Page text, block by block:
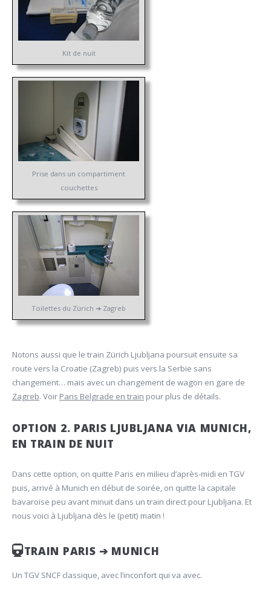
Kit de nuit
Prise dans un compartiment
couchettes
Toilettes du Zürich ➔ Zagreb
Notons aussi que le train Zürich Ljubljana poursuit ensuite sa
route vers la Croatie (Zagreb) puis vers la Serbie sans
changement… mais avec un changement de wagon en gare de
Zagreb. Voir Paris Belgrade en train pour plus de détails.
OPTION 2. PARIS LJUBLJANA VIA MUNICH,
EN TRAIN DE NUIT
Dans cette option, on quitte Paris en milieu d’après-midi en TGV
puis, arrivé à Munich en début de soirée, on quitte la capitale
bavaroise peu avant minuit dans un train direct pour Ljubljana. Et
nous voici à Ljubljana dès le (petit) matin !
TRAIN PARIS ➔ MUNICH
Un TGV SNCF classique, avec l’inconfort qui va avec.